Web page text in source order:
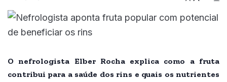
O nefrologista Elber Rocha explica como a fruta
contribui para a saúde dos rins e quais os nutrientes